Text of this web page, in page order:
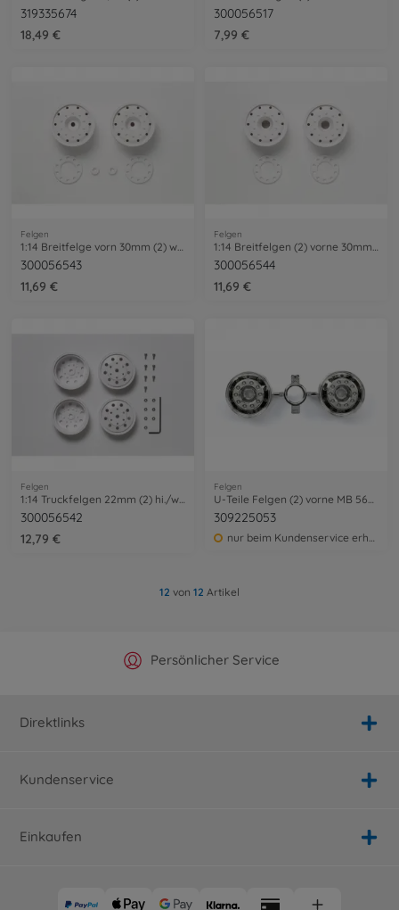
319335674
18,49 €
300056517
7,99 €
Felgen
1:14 Breitfelge vorn 30mm (2) weiss
300056543
11,69 €
Felgen
1:14 Breitfelgen (2) vorne 30mm weiss
300056544
11,69 €
Felgen
300056542
12,79 €
Felgen
309225053
12 von 12 Artikel
Offizieller Hersteller Shop
Persönlicher Service
Versandkostenfrei ab 25€
Schnelle Lieferung
Direktlinks
Kundenservice
Einkaufen